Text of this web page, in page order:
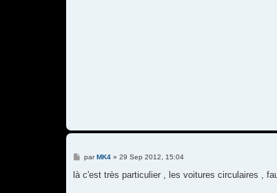
M
s
par MK4» 29 Sep 2012, 15:04
là c'est très particulier , les voitures circulaires ,